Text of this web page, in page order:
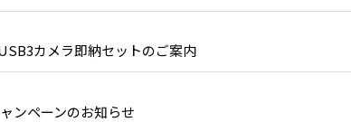
カメラ即納セットのご案内
ンペーンのお知らせ